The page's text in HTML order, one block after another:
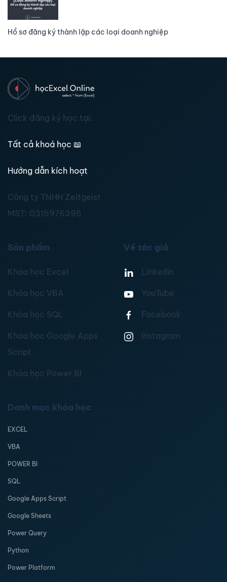
Hồ sơ đăng ký thành lập các loại doanh nghiệp
Click đăng ký học tại:
Tất cả khoá học 📖
Hướng dẫn kích hoạt
Công ty TNHH Zeitgeist
MST: 0315976395
Sản phẩm
Khóa học Excel
Khóa học VBA
Khóa học SQL
Khóa học Google Apps
Script
Khóa học Power BI
Về tác giả
Linkedin
YouTube
Facebook
Instagram
Danh mục khóa học
EXCEL
VBA
POWER BI
SQL
Google Apps Script
Google Sheets
Power Query
Python
Power Platform